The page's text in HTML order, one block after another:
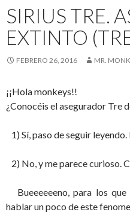
SIRIUS TRE.
EXTINTO
FEBRERO 26, 2016 MR.
¡¡Hola monkeys!!
¿Conocéis el asegurador Tre
1) Sí, paso de seguir
2) No, y me parece curioso.
Bueeeeeeno, para los que
hablar un poco de este